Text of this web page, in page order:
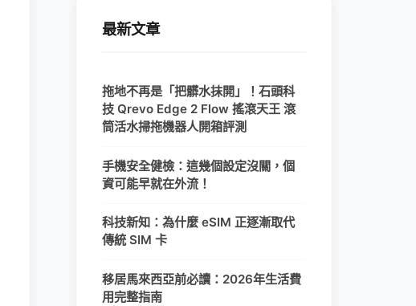
最新文章
拖地不再是「把髒水抹開」！石頭科
技 Qrevo Edge 2 Flow 搖滾天王 滾
筒活水掃拖機器人開箱評測
手機安全健檢：這幾個設定沒關，個
資可能早就在外流！
科技新知：為什麼 eSIM 正逐漸取代
傳統 SIM 卡
移居馬來西亞前必讀：2026年生活費
用完整指南